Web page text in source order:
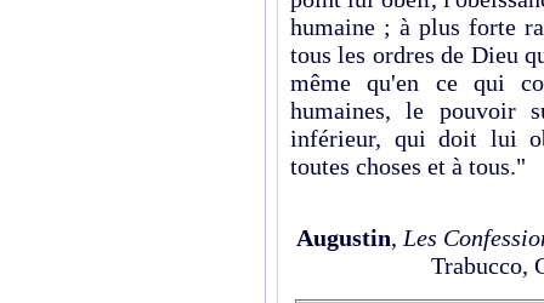
humaine ; à plus forte
tous les ordres de Dieu
même qu'en ce qui
humaines, le pouvoir
inférieur, qui doit lui
toutes choses et à tous."
Augustin, Les
Trabucco,